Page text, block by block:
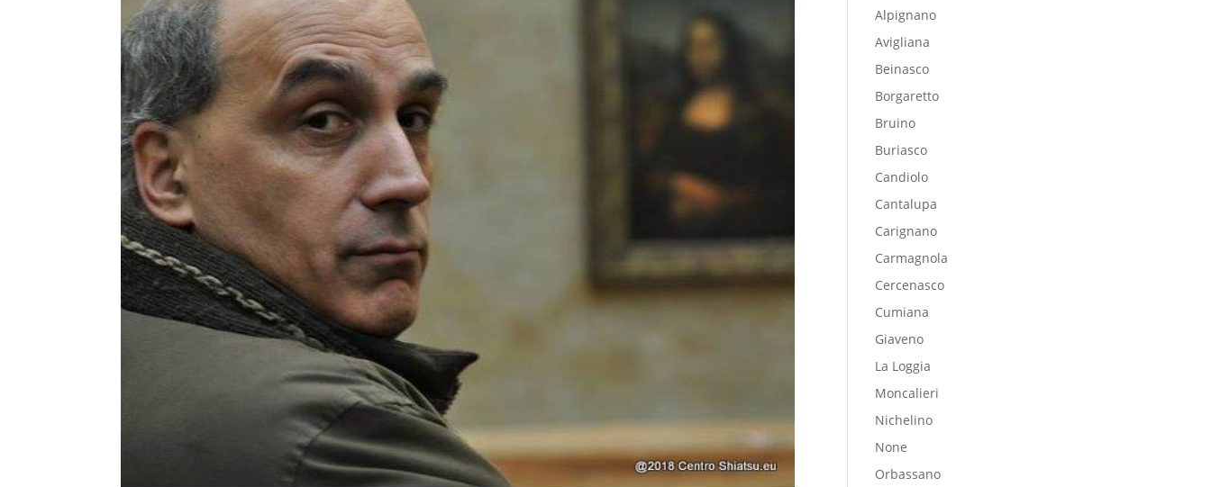
Alpignano
Avigliana
Beinasco
Borgaretto
Bruino
Buriasco
Candiolo
Cantalupa
Carignano
Carmagnola
Cercenasco
Cumiana
Giaveno
La Loggia
Moncalieri
Nichelino
None
Orbassano